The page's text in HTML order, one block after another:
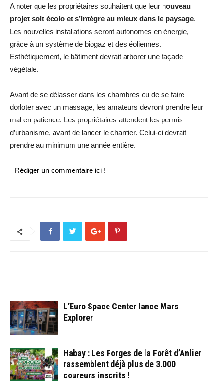
A noter que les propriétaires souhaitent que leur nouveau
projet soit écolo et s’intègre au mieux dans le paysage.
Les nouvelles installations seront autonomes en énergie,
grâce à un système de biogaz et des éoliennes.
Esthétiquement, le bâtiment devrait arborer une façade
végétale.
Avant de se délasser dans les chambres ou de se faire
dorloter avec un massage, les amateurs devront prendre leur
mal en patience. Les propriétaires attendent les permis
d’urbanisme, avant de lancer le chantier. Celui-ci devrait
prendre au minimum une année entière.
Rédiger un commentaire ici !
L’Euro Space Center lance Mars
Explorer
Habay : Les Forges de la Forêt d’Anlier
rassemblent déjà plus de 3.000
coureurs inscrits !